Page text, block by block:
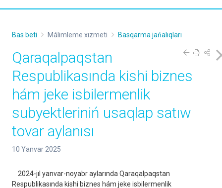
Bas beti Málimleme xızmeti Basqarma jańalıqları
Qaraqalpaqstan
Respublikasında kishi biznes
hám jeke isbilermenlik
subyektleriniń usaqlap satıw
tovar aylanısı
10 Yanvar 2025
2024-jıl yanvar-noyabr aylarında Qaraqalpaqstan
Respublikasında kishi biznes hám jeke isbilermenlik